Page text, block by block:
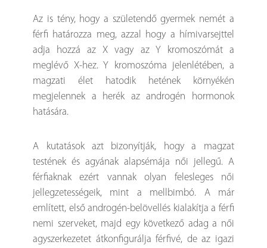
Az is tény, hogy a születendő gyermek nemét a
férfi határozza meg, azzal hogy a hímivarsejttel
adja hozzá az X vagy az Y kromoszómát a
meglévő X-hez. Y kromoszóma jelenlétében, a
magzati élet hatodik hetének környékén
megjelennek a herék az androgén hormonok
hatására.
A kutatások azt bizonyítják, hogy a magzat
testének és agyának alapsémája női jellegű. A
férfiaknak ezért vannak olyan felesleges női
jellegzetességeik, mint a mellbimbó. A már
említett, első androgén-belövellés kialakítja a férfi
nemi szerveket, majd egy következő adag a női
agyszerkezetet átkonfigurálja férfivé, de az igazi